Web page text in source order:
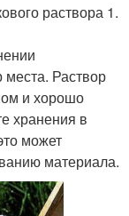
раствора 1.
места. Раствор
и хорошо
хранения в
может
материала.